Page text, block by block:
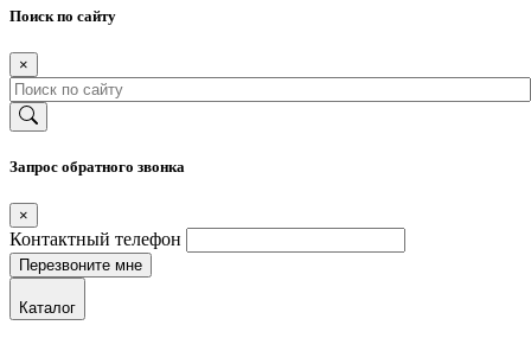
Поиск по сайту
×
Запрос обратного звонка
×
Контактный телефон
Каталог